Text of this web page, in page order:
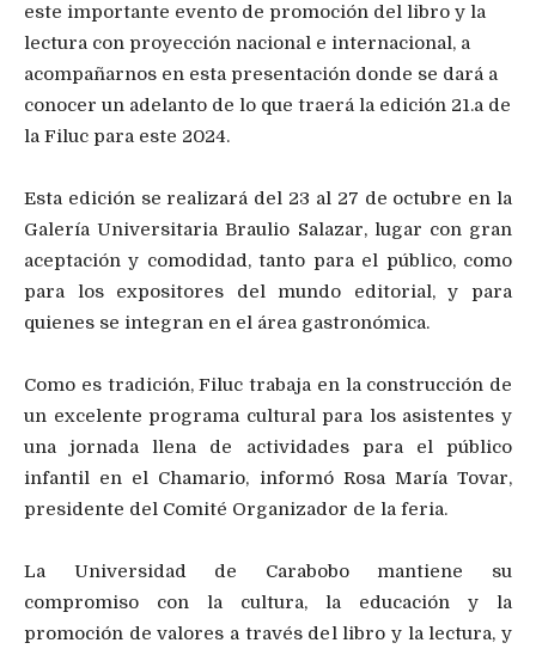
este importante evento de promoción del libro y la
lectura con proyección nacional e internacional, a
acompañarnos en esta presentación donde se dará a
conocer un adelanto de lo que traerá la edición 21.a de
la Filuc para este 2024.
Esta edición se realizará del 23 al 27 de octubre en la
Galería Universitaria Braulio Salazar, lugar con gran
aceptación y comodidad, tanto para el público, como
para los expositores del mundo editorial, y para
quienes se integran en el área gastronómica.
Como es tradición, Filuc trabaja en la construcción de
un excelente programa cultural para los asistentes y
una jornada llena de actividades para el público
infantil en el Chamario, informó Rosa María Tovar,
presidente del Comité Organizador de la feria.
La Universidad de Carabobo mantiene su
compromiso con la cultura, la educación y la
promoción de valores a través del libro y la lectura, y